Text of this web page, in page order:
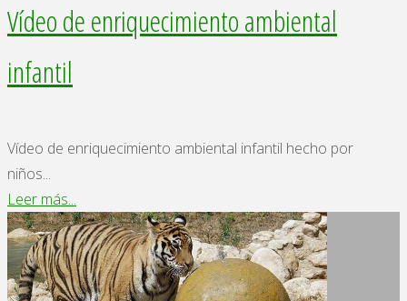
Vídeo de enriquecimiento ambiental
infantil
Vídeo de enriquecimiento ambiental infantil hecho por
niños...
Leer más...
de
enriquecimiento
ambiental